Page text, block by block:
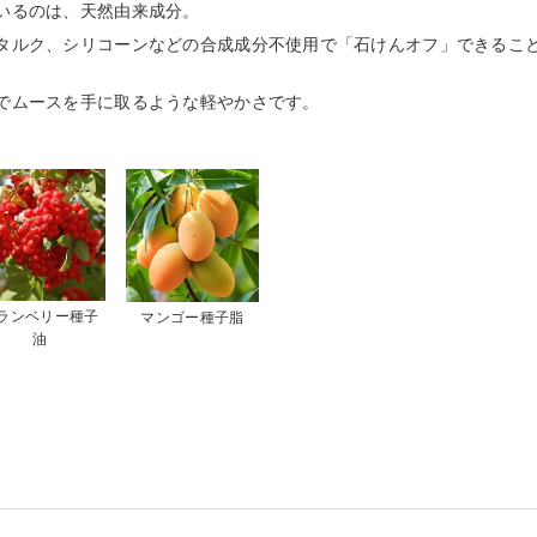
のは、天然由来成分。
ク、シリコーンなどの合成成分不使用で「石けんオフ」できるこ
ースを手に取るような軽やかさです。
ンベリー種子
油
マンゴー種子脂